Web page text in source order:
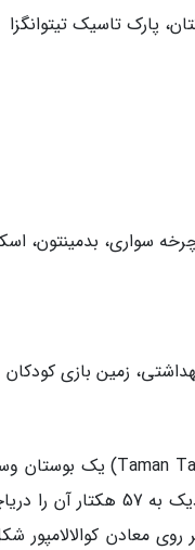
پارک تاسیک تیتوانگزا
سواری، بدمینتون،
زمین بازی کودکان
پارک به حدود 95 هکتار
روی معادن